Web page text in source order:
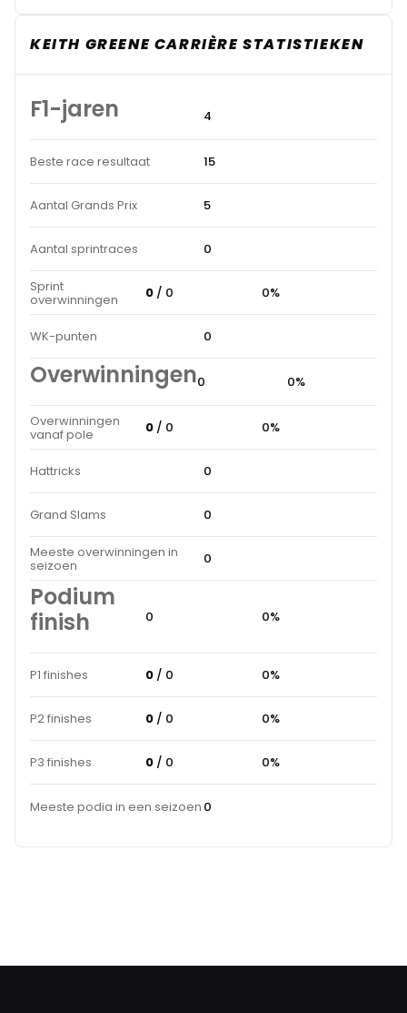
KEITH GREENE CARRIÈRE STATISTIEKEN
F1-jaren 4
Beste race resultaat 15
Aantal Grands Prix 5
Aantal sprintraces 0
Sprint
overwinningen 0 / 0 0%
WK-punten 0
Overwinningen0 0%
Overwinningen
vanaf pole 0 / 0 0%
Hattricks 0
Grand Slams 0
Meeste overwinningen in
seizoen 0
Podium
finish
0 0%
P1 finishes 0 / 0 0%
P2 finishes 0 / 0 0%
P3 finishes 0 / 0 0%
Meeste podia in een seizoen 0